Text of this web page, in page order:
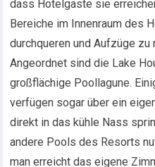
dass Hotelgäste sie
Bereiche im Innenraum des
durchqueren und Aufzüge zu
Angeordnet sind die Lake
großflächige Poollagune.
verfügen sogar über ein
direkt in das kühle Nass
andere Pools des Resorts
man erreicht das eigene